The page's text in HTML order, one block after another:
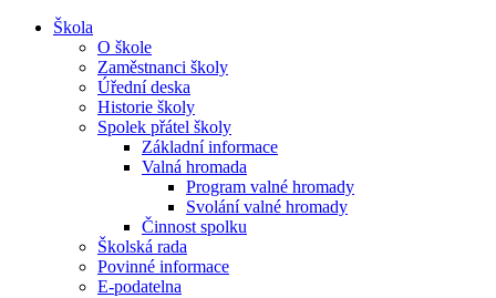
Škola
O škole
Zaměstnanci školy
Úřední deska
Historie školy
Spolek přátel školy
Základní informace
Valná hromada
Program valné hromady
Svolání valné hromady
Činnost spolku
Školská rada
Povinné informace
E-podatelna